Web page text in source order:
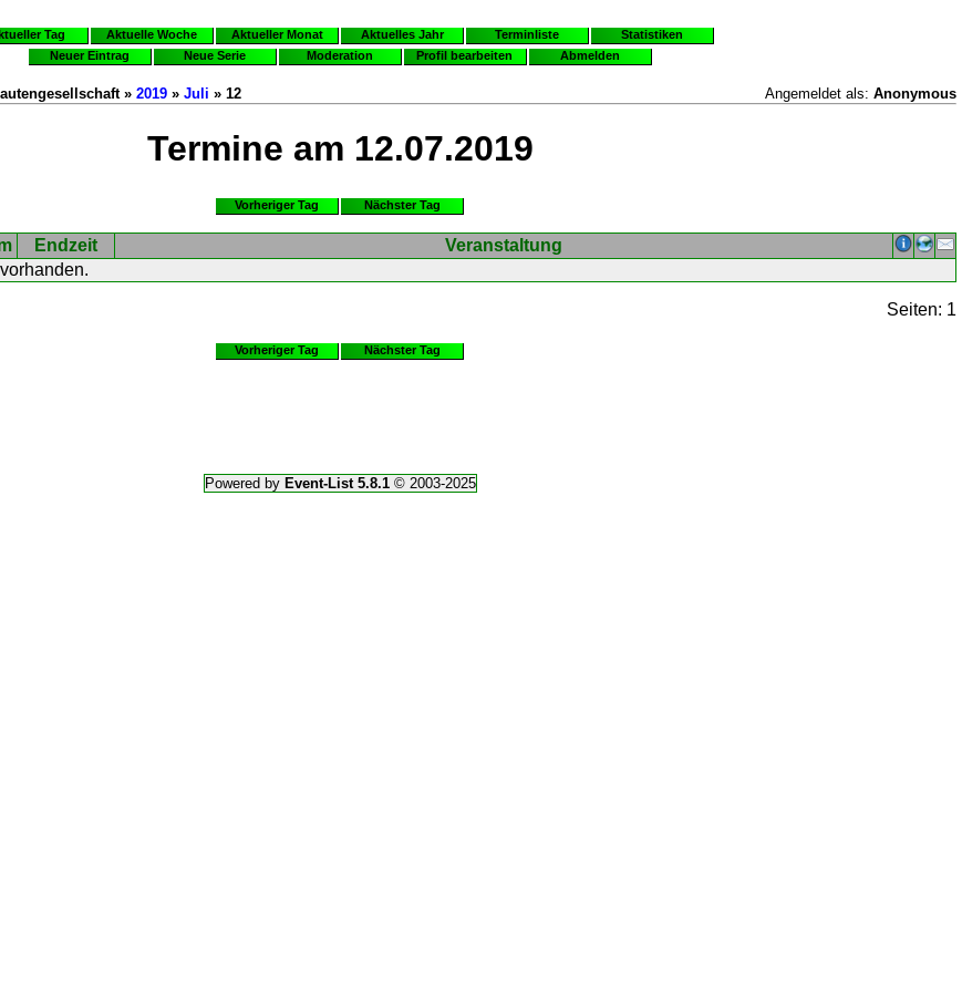
Tag Aktuelle Woche Aktueller Monat Aktuelles Jahr Terminliste
Statistiken
Neuer Eintrag
Neue Serie Moderation Profil bearbeiten Abmelden
» 2019 » Juli » 12 Angemeldet als: Anonymous
Termine am 12.07.2019
Vorheriger Tag Nächster Tag
Endzeit
Veranstaltung
Seiten: 1
Vorheriger Tag Nächster Tag
Powered by Event-List 5.8.1© 2003-2025